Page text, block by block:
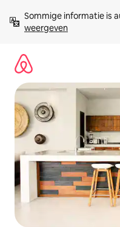
direct
naar
Sommige informatie is
weergeven